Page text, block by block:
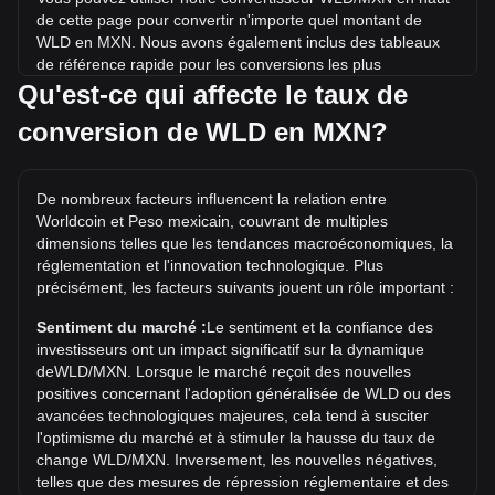
de cette page pour convertir n'importe quel montant de
WLD en MXN. Nous avons également inclus des tableaux
de référence rapide pour les conversions les plus
populaires. Par exemple, 5 MXN équivalent à 0.9411 WLD,
tandis que 5 WLD coûtent environ 26.57MXN.
Mex$202.5. Il reste à voir si la valeur de 1 WLD/MXN
dépassera le record historique actuel.
Quelle est la tendance des prix de en MXN ?
Au cours des 7 derniers jours, le taux de change de
Worldcoin (WLD) a baissé de 1.77%. Au cours du mois
dernier, le taux de change de Worldcoin (WLD) a baissé de
20.60% par rapport à Peso mexicain (MXN).
Qu'est-ce qui affecte le taux de
conversion de WLD en MXN?
De nombreux facteurs influencent la relation entre
Worldcoin et Peso mexicain, couvrant de multiples
dimensions telles que les tendances macroéconomiques, la
réglementation et l'innovation technologique. Plus
précisément, les facteurs suivants jouent un rôle important :
Sentiment du marché :Le sentiment et la confiance des
investisseurs ont un impact significatif sur la dynamique
deWLD/MXN. Lorsque le marché reçoit des nouvelles
positives concernant l'adoption généralisée de WLD ou des
avancées technologiques majeures, cela tend à susciter
l'optimisme du marché et à stimuler la hausse du taux de
change WLD/MXN. Inversement, les nouvelles négatives,
telles que des mesures de répression réglementaire et des